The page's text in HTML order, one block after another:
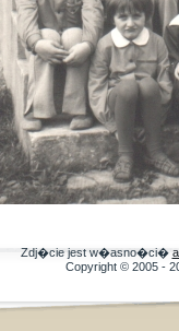
Zdj�cie jest w�asno�ci�
Copyright © 2005 -